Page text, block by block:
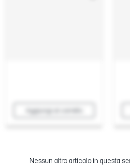
Aggiungi al carrello
Nessun altro articolo in questa